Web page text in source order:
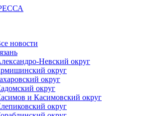
новости
Невский округ
округ
округ
округ
и Касимовский округ
округ